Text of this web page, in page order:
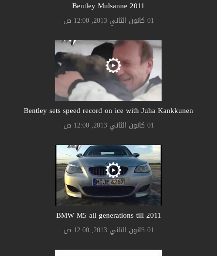
Bentley Mulsanne 2011
01 كانون الثاني 2013, 12:00 ص
Bentley sets speed record on ice with Juha Kankkunen
01 كانون الثاني 2013, 12:00 ص
BMW M5 all generations till 2011
01 كانون الثاني 2013, 12:00 ص